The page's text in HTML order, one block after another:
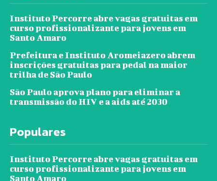
Instituto Percorre abre vagas gratuitas em
curso profissionalizante para jovens em
Santo Amaro
Prefeitura e Instituto Aromeiazero abrem
inscrições gratuitas para pedal na maior
trilha de São Paulo
São Paulo aprova plano para eliminar a
transmissão do HIV e a aids até 2030
Populares
Instituto Percorre abre vagas gratuitas em
curso profissionalizante para jovens em
Santo Amaro